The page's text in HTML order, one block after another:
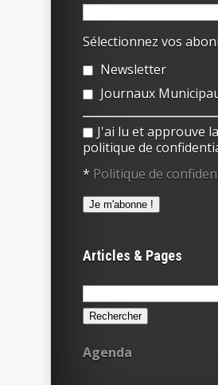
Sélectionnez vos
Newsletter
Journaux
J'ai lu et approuve la
politique de
* Politique de
Articles & Pages
Rechercher :
Agenda